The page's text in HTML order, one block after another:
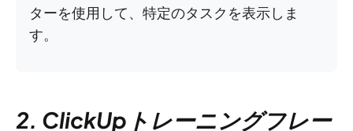
ターを使用して、特定のタスクを表示しま
す。
2. ClickUpトレーニングフレー